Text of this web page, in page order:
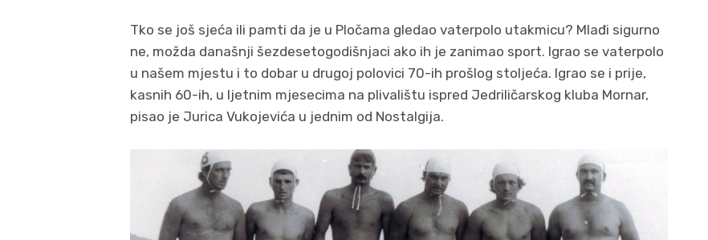
Tko se još sjeća ili pamti da je u Pločama gledao vaterpolo utakmicu? Mlađi sigurno
ne, možda današnji šezdesetogodišnjaci ako ih je zanimao sport. Igrao se vaterpolo
u našem mjestu i to dobar u drugoj polovici 70-ih prošlog stoljeća. Igrao se i prije,
kasnih 60-ih, u ljetnim mjesecima na plivalištu ispred Jedriličarskog kluba Mornar,
pisao je Jurica Vukojevića u jednim od Nostalgija.